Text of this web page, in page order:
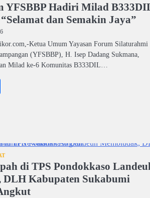
YFSBBP Hadiri Milad
dan Semakin Jaya”
Ketua Umum Yayasan Forum Silaturahmi
(YFSBBP), H. Isep Dadang Sukmana,
Milad ke-6 Komunitas B333DIL…
di TPS Pondokkaso
Kabupaten Sukabumi